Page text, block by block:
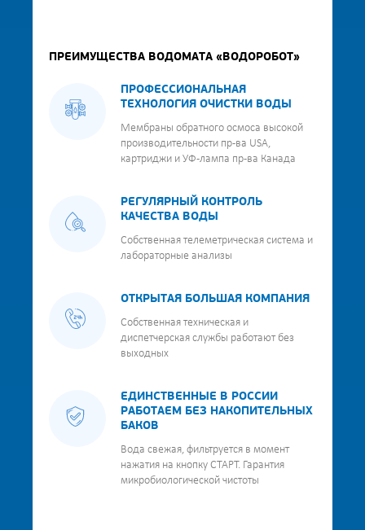
ПРЕИМУЩЕСТВА ВОДОМАТА «ВОДОРОБОТ»
ПРОФЕССИОНАЛЬНАЯ
ТЕХНОЛОГИЯ ОЧИСТКИ ВОДЫ
Мембраны обратного осмоса высокой
производительности пр-ва USA,
картриджи и УФ-лампа пр-ва Канада
РЕГУЛЯРНЫЙ КОНТРОЛЬ
КАЧЕСТВА ВОДЫ
Собственная телеметрическая система и
лабораторные анализы
ОТКРЫТАЯ БОЛЬШАЯ КОМПАНИЯ
Собственная техническая и
диспетчерская службы работают без
выходных
ЕДИНСТВЕННЫЕ В РОССИИ
РАБОТАЕМ БЕЗ НАКОПИТЕЛЬНЫХ
БАКОВ
Вода свежая, фильтруется в момент
нажатия на кнопку СТАРТ. Гарантия
микробиологической чистоты